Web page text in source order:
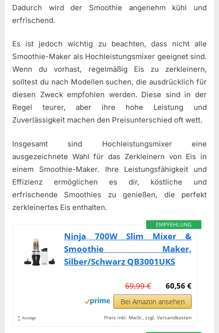
Dadurch wird der Smoothie angenehm kühl und
erfrischend.
Es ist jedoch wichtig zu beachten, dass nicht alle
Smoothie-Maker als Hochleistungsmixer geeignet sind.
Wenn du vorhast, regelmäßig Eis zu zerkleinern,
solltest du nach Modellen suchen, die ausdrücklich für
diesen Zweck empfohlen werden. Diese sind in der
Regel teurer, aber ihre hohe Leistung und
Zuverlässigkeit machen den Preisunterschied oft wett.
Insgesamt sind Hochleistungsmixer eine
ausgezeichnete Wahl für das Zerkleinern von Eis in
einem Smoothie-Maker. Ihre Leistungsfähigkeit und
Effizienz ermöglichen es dir, köstliche und
erfrischende Smoothies zu genießen, die perfekt
zerkleinertes Eis enthalten.
EMPFEHLUNG
Ninja 700W Slim Mixer &
Smoothie Maker,
Silber/Schwarz QB3001UKS
60,56 €
69,99 €
Bei Amazon ansehen
* Anzeige Preis inkl. MwSt., zzgl. Versandkosten